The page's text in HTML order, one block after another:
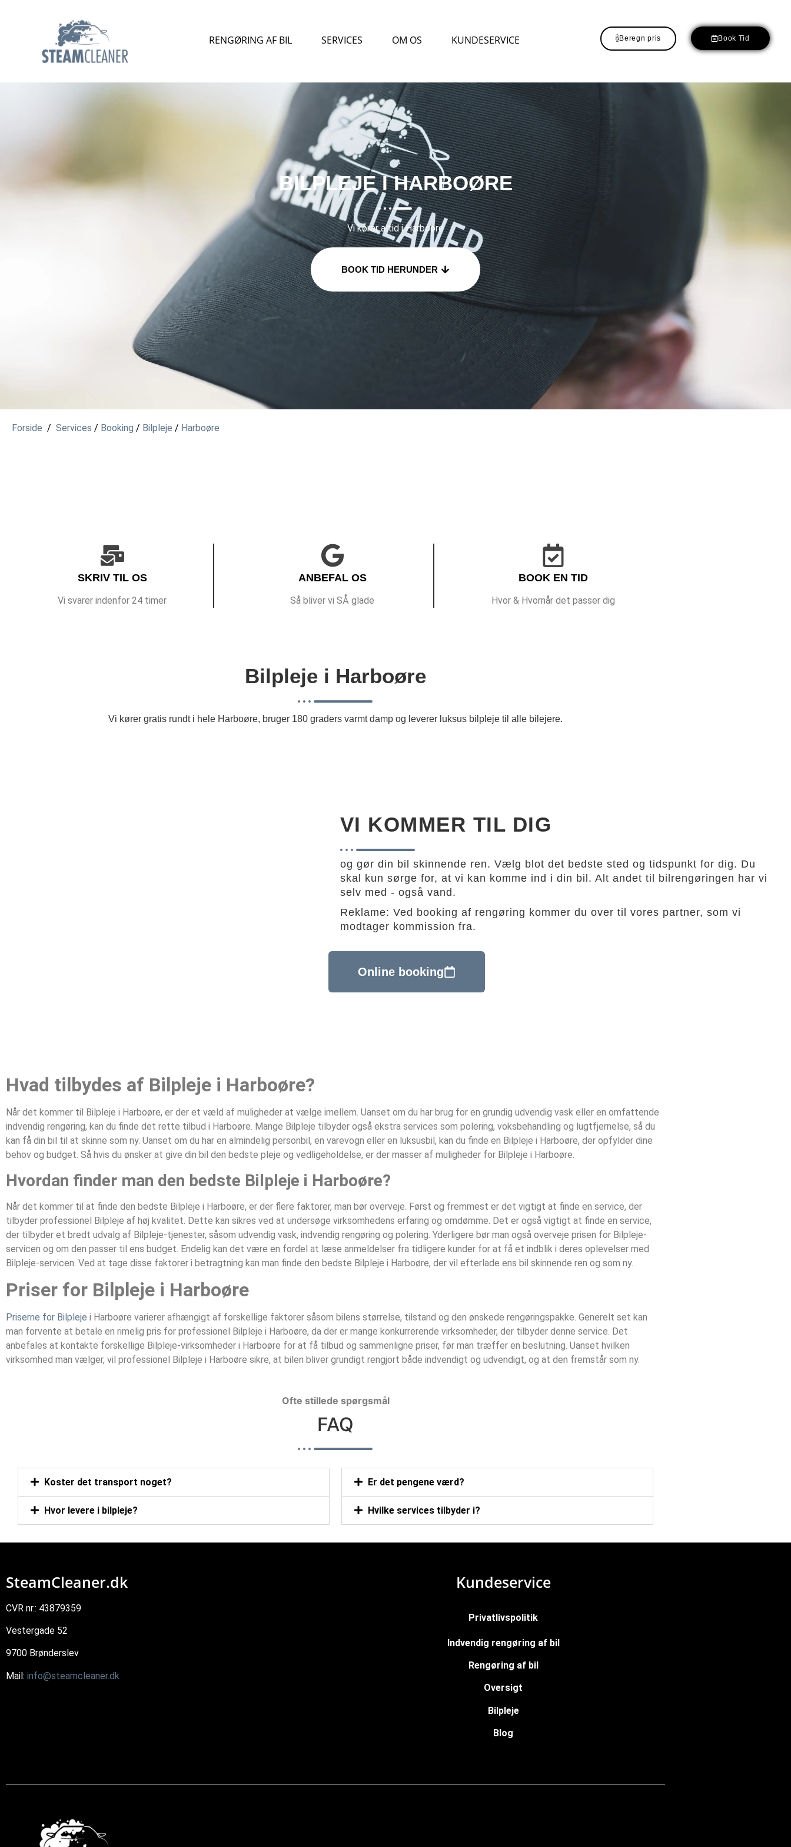
RENGØRING AF BIL SERVICES OM OS KUNDESERVICE Beregn pris Book Tid
BILPLEJE I HARBOØRE
Vi kører altid i Harboøre
BOOK TID HERUNDER
Forside / Services / Booking / Bilpleje / Harboøre
SKRIV TIL OS
Vi svarer indenfor 24 timer
ANBEFAL OS
Så bliver vi SÅ glade
BOOK EN TID
Hvor & Hvornår det passer dig
Bilpleje i Harboøre
Vi kører gratis rundt i hele Harboøre, bruger 180 graders varmt damp og leverer luksus bilpleje til alle bilejere.
VI KOMMER TIL DIG
og gør din bil skinnende ren. Vælg blot det bedste sted og tidspunkt for dig. Du
skal kun sørge for, at vi kan komme ind i din bil. Alt andet til bilrengøringen har vi
selv med - også vand.
Reklame: Ved booking af rengøring kommer du over til vores partner, som vi
modtager kommission fra.
Online booking
Hvad tilbydes af Bilpleje i Harboøre?
Når det kommer til Bilpleje i Harboøre, er der et væld af muligheder at vælge imellem. Uanset om du har brug for en grundig udvendig vask eller en omfattende
indvendig rengøring, kan du finde det rette tilbud i Harboøre. Mange Bilpleje tilbyder også ekstra services som polering, voksbehandling og lugtfjernelse, så du
kan få din bil til at skinne som ny. Uanset om du har en almindelig personbil, en varevogn eller en luksusbil, kan du finde en Bilpleje i Harboøre, der opfylder dine
behov og budget. Så hvis du ønsker at give din bil den bedste pleje og vedligeholdelse, er der masser af muligheder for Bilpleje i Harboøre.
Hvordan finder man den bedste Bilpleje i Harboøre?
Når det kommer til at finde den bedste Bilpleje i Harboøre, er der flere faktorer, man bør overveje. Først og fremmest er det vigtigt at finde en service, der
tilbyder professionel Bilpleje af høj kvalitet. Dette kan sikres ved at undersøge virksomhedens erfaring og omdømme. Det er også vigtigt at finde en service,
der tilbyder et bredt udvalg af Bilpleje-tjenester, såsom udvendig vask, indvendig rengøring og polering. Yderligere bør man også overveje prisen for Bilpleje-
servicen og om den passer til ens budget. Endelig kan det være en fordel at læse anmeldelser fra tidligere kunder for at få et indblik i deres oplevelser med
Bilpleje-servicen. Ved at tage disse faktorer i betragtning kan man finde den bedste Bilpleje i Harboøre, der vil efterlade ens bil skinnende ren og som ny.
Priser for Bilpleje i Harboøre
Priserne for Bilpleje i Harboøre varierer afhængigt af forskellige faktorer såsom bilens størrelse, tilstand og den ønskede rengøringspakke. Generelt set kan
man forvente at betale en rimelig pris for professionel Bilpleje i Harboøre, da der er mange konkurrerende virksomheder, der tilbyder denne service. Det
anbefales at kontakte forskellige Bilpleje-virksomheder i Harboøre for at få tilbud og sammenligne priser, før man træffer en beslutning. Uanset hvilken
virksomhed man vælger, vil professionel Bilpleje i Harboøre sikre, at bilen bliver grundigt rengjort både indvendigt og udvendigt, og at den fremstår som ny.
Ofte stillede spørgsmål
FAQ
Koster det transport noget?
Hvor levere i bilpleje?
Er det pengene værd?
Hvilke services tilbyder i?
SteamCleaner.dk
CVR nr.: 43879359
Vestergade 52
9700 Brønderslev
Mail: info@steamcleaner.dk
Kundeservice
Privatlivspolitik
Indvendig rengøring af bil
Rengøring af bil
Oversigt
Bilpleje
Blog